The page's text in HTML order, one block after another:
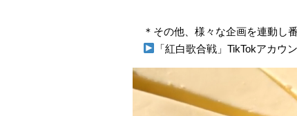
＊その他、様々な企画を連動し
「紅白歌合戦」TikTokアカウ